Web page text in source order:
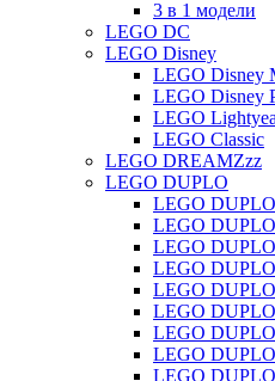
3 в 1 модели
LEGO DC
LEGO Disney
LEGO Disney
LEGO Disney
LEGO
LEGO Classic
LEGO DREAMZzz
LEGO DUPLO
LEGO
LEGO
LEGO
LEGO
LEGO
LEGO DUPLO
LEGO DUPLO
LEGO
LEGO